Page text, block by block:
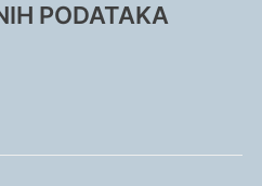
PODATAKA